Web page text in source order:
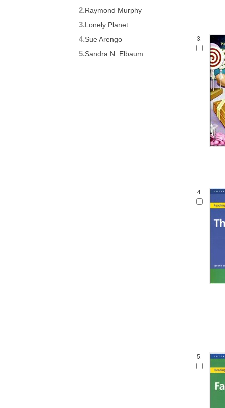
2.Raymond Murphy
3.Lonely Planet
4.Sue Arengo
5.Sandra N. Elbaum
3.
4.
5.